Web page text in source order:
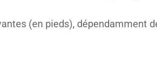
(en pieds), dépendamment